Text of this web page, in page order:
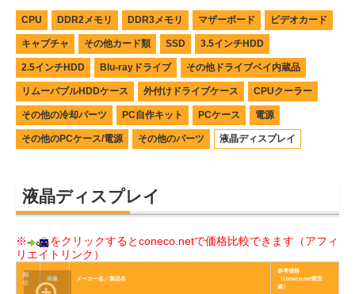
CPU DDR2メモリ DDR3メモリ マザーボード ビデオカード
キャプチャ その他カード類 SSD 3.5インチHDD
2.5インチHDD Blu-rayドライブ その他ドライブベイ内蔵品
リムーバブルHDDケース 外付けドライブケース CPUクーラー
その他の冷却パーツ PC自作キット PCケース 電源
その他のPCケース/電源 その他のパーツ 液晶ディスプレイ
液晶ディスプレイ
※
をクリックするとconeco.netで価格比較できます（アフィ
リエイトリンク）
順
位
画像 メーカー名／製品名
参考価格
（coneco.net最安
値）